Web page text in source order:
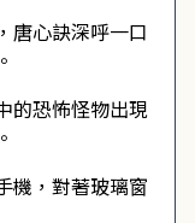
唐心訣深呼一口
的恐怖怪物出現
機，對著玻璃窗